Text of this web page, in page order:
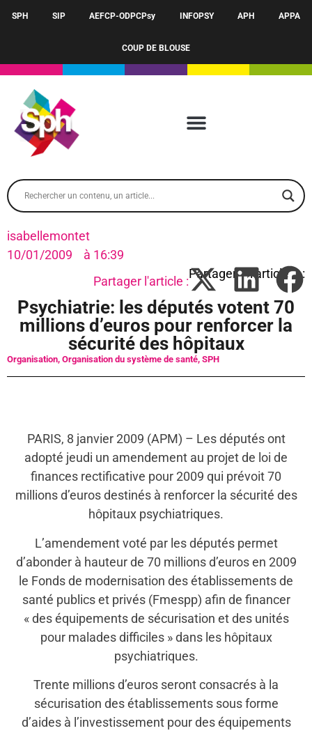
SPH SIP AEFCP-ODPCPsy INFOPSY APH APPA
COUP DE BLOUSE
isabellemontet
10/01/2009
à 16:39
Partager l'article :
Psychiatrie: les députés votent 70
millions d’euros pour renforcer la
sécurité des hôpitaux
Organisation, Organisation du système de santé, SPH
PARIS, 8 janvier 2009 (APM) – Les députés ont
adopté jeudi un amendement au projet de loi de
finances rectificative pour 2009 qui prévoit 70
millions d’euros destinés à renforcer la sécurité des
hôpitaux psychiatriques.
L’amendement voté par les députés permet
d’abonder à hauteur de 70 millions d’euros en 2009
le Fonds de modernisation des établissements de
santé publics et privés (Fmespp) afin de financer
« des équipements de sécurisation et des unités
pour malades difficiles » dans les hôpitaux
psychiatriques.
Trente millions d’euros seront consacrés à la
sécurisation des établissements sous forme
d’aides à l’investissement pour des équipements